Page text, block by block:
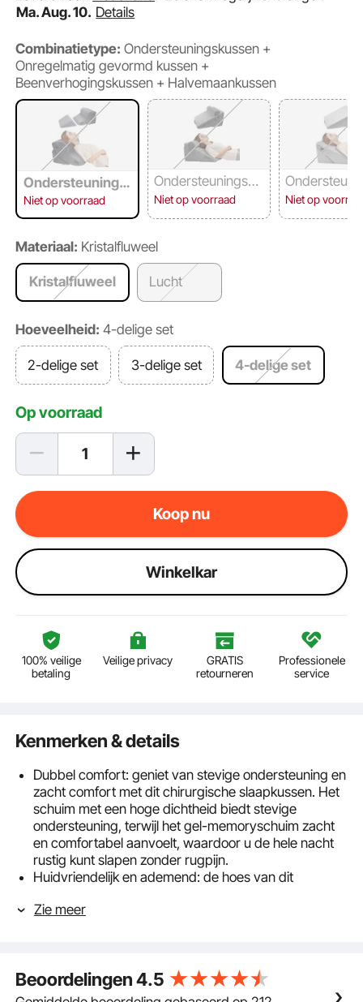
Ma. Aug. 10. Details
Combinatietype: Ondersteuningskussen +
Onregelmatig gevormd kussen +
Beenverhogingskussen + Halvemaankussen
Ondersteunings
kussen + Onrege
hogingskussen
+ Halvemaankus
sen
Niet op voorraad
Ondersteuningsku
ssen + Driehoekig
Niet op voorraad
ssen +
Niet op
Materiaal: Kristalfluweel
Kristalfluweel Lucht
Hoeveelheid: 4-delige set
2-delige set 3-delige set 4-delige set
Op voorraad
Koop nu
Winkelkar
100% veilige
betaling
Veilige privacy
GRATIS
retourneren
Professionele
service
Kenmerken & details
Dubbel comfort: geniet van stevige ondersteuning en
zacht comfort met dit chirurgische slaapkussen. Het
schuim met een hoge dichtheid biedt stevige
ondersteuning, terwijl het gel-memoryschuim zacht
en comfortabel aanvoelt, waardoor u de hele nacht
rustig kunt slapen zonder rugpijn.
Huidvriendelijk en ademend: de hoes van dit
ademend fluweel. Het is zacht voor de huid en
kussen biedt diverse combinatiemogelijkheden en
kan worden gebruikt om op te zitten, leunen en
Zie meer
Beoordelingen4.5